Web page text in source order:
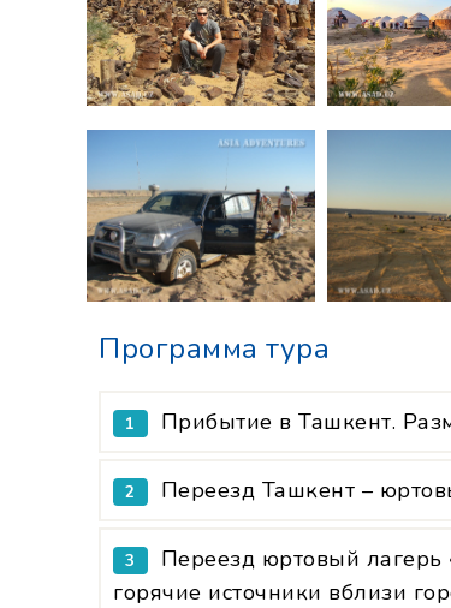
Программа тура
1 Прибытие в Ташкент.
2 Переезд Ташкент –
3
Переезд юртовый лагерь
горячие источники вблизи